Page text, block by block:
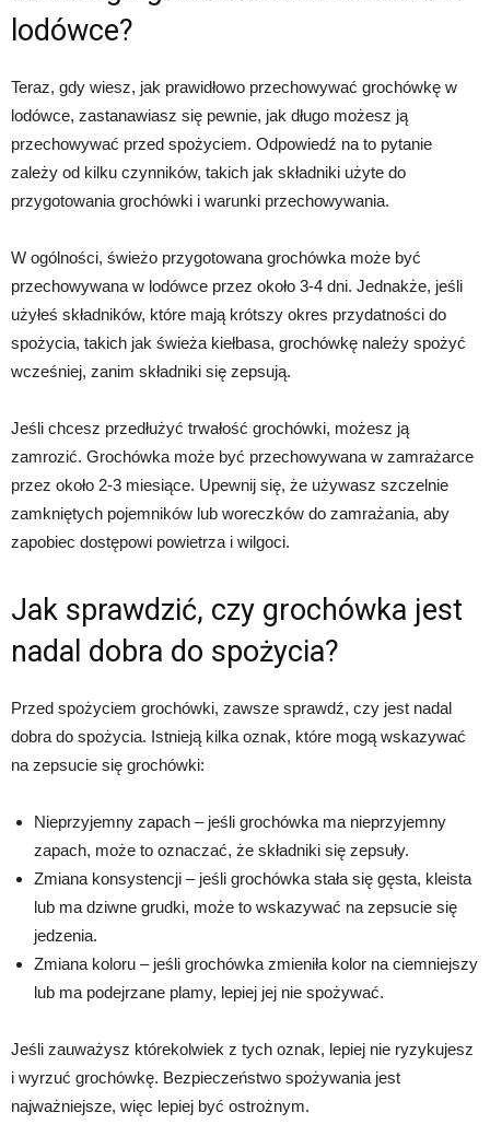
lodówce?
Teraz, gdy wiesz, jak prawidłowo przechowywać grochówkę w
lodówce, zastanawiasz się pewnie, jak długo możesz ją
przechowywać przed spożyciem. Odpowiedź na to pytanie
zależy od kilku czynników, takich jak składniki użyte do
przygotowania grochówki i warunki przechowywania.
W ogólności, świeżo przygotowana grochówka może być
przechowywana w lodówce przez około 3-4 dni. Jednakże, jeśli
użyłeś składników, które mają krótszy okres przydatności do
spożycia, takich jak świeża kiełbasa, grochówkę należy spożyć
wcześniej, zanim składniki się zepsują.
Jeśli chcesz przedłużyć trwałość grochówki, możesz ją
zamrozić. Grochówka może być przechowywana w zamrażarce
przez około 2-3 miesiące. Upewnij się, że używasz szczelnie
zamkniętych pojemników lub woreczków do zamrażania, aby
zapobiec dostępowi powietrza i wilgoci.
Jak sprawdzić, czy grochówka jest
nadal dobra do spożycia?
Przed spożyciem grochówki, zawsze sprawdź, czy jest nadal
dobra do spożycia. Istnieją kilka oznak, które mogą wskazywać
na zepsucie się grochówki:
Nieprzyjemny zapach – jeśli grochówka ma nieprzyjemny
zapach, może to oznaczać, że składniki się zepsuły.
Zmiana konsystencji – jeśli grochówka stała się gęsta, kleista
lub ma dziwne grudki, może to wskazywać na zepsucie się
jedzenia.
Zmiana koloru – jeśli grochówka zmieniła kolor na ciemniejszy
lub ma podejrzane plamy, lepiej jej nie spożywać.
Jeśli zauważysz którekolwiek z tych oznak, lepiej nie ryzykujesz
i wyrzuć grochówkę. Bezpieczeństwo spożywania jest
najważniejsze, więc lepiej być ostrożnym.